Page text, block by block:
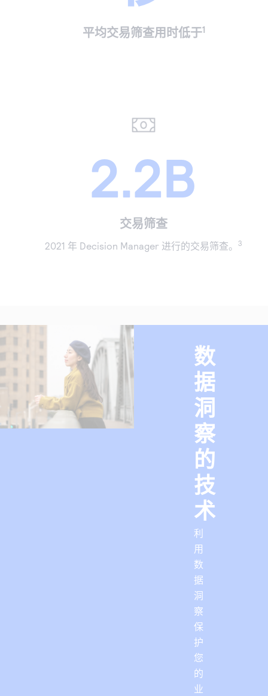
平均交易筛查用时低于1
2.2B
交易筛查
2021 年 Decision Manager 进行的交易筛查。 3
数
据
洞
察
的
技
术
利
用
数
据
洞
察
保
护
您
的
业